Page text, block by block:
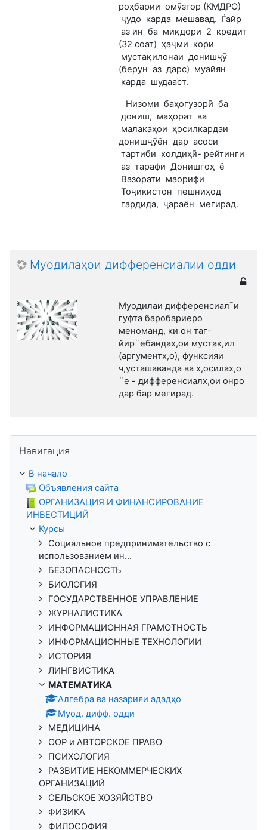
роҳбарии омӯзгор (КМДРО)
ҷудо карда мешавад. Ѓайр
аз ин ба миқдори 2 кредит
(32 соат) ҳаҷми кори
мустақилонаи донишҷӯ
(берун аз дарс) муайян
карда шудааст.
Низоми баҳогузорӣ ба
дониш, маҳорат ва
малакаҳои ҳосилкардаи
донишҷӯён дар асоси
тартиби холдиҳӣ- рейтинги
аз тарафи Донишгоҳ ё
Вазорати маорифи
Тоҷикистон пешниҳод
гардида, ҷараён мегирад.
Муодилаҳои дифференсиалии одди
Муодилаи дифференсиал¯и
гуфта баробариеро
меноманд, ки он таг-
йир¨ебандах,ои мустак,ил
(аргументх,о), функсияи
ч,усташаванда ва х,осилах,о
¨е - дифференсиалх,ои онро
дар бар мегирад.
Навигация
В начало
Объявления сайта
ОРГАНИЗАЦИЯ И ФИНАНСИРОВАНИЕ
ИНВЕСТИЦИЙ
Курсы
Социальное предпринимательство с
использованием ин...
БЕЗОПАСНОСТЬ
БИОЛОГИЯ
ГОСУДАРСТВЕННОЕ УПРАВЛЕНИЕ
ЖУРНАЛИСТИКА
ИНФОРМАЦИОННАЯ ГРАМОТНОСТЬ
ИНФОРМАЦИОННЫЕ ТЕХНОЛОГИИ
ИСТОРИЯ
ЛИНГВИСТИКА
МАТЕМАТИКА
Алгебра ва назарияи ададҳо
Муод. дифф. одди
МЕДИЦИНА
ООР и АВТОРСКОЕ ПРАВО
ПСИХОЛОГИЯ
РАЗВИТИЕ НЕКОММЕРЧЕСКИХ
ОРГАНИЗАЦИЙ
СЕЛЬСКОЕ ХОЗЯЙСТВО
ФИЗИКА
ФИЛОСОФИЯ